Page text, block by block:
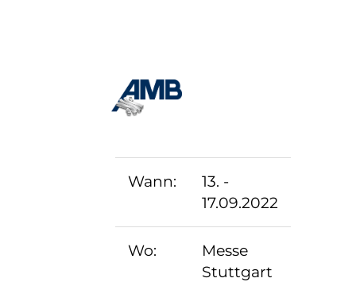
Wann:
13. -
17.09.2022
Wo:
Messe
Stuttgart